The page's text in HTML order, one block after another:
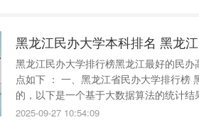
黑龙江民办大学本科排名 黑龙
黑龙江民办大学排行榜黑龙江最好的民办高校盘点 黑龙江省民办大学排行榜及
点如下 ： 一、黑龙江省民办大学排行榜 黑龙江省民办大学的排名是依据多方面因素综合评估得出
的，以下是一个基于大数据算法的统计结果： 哈尔滨剑桥学院 ：在黑龙江省民办大学中
地位，以其优质的教育资源和良好的学术氛围著称。 黑龙江东方学院 ：作
2025-09-27 10:54:09